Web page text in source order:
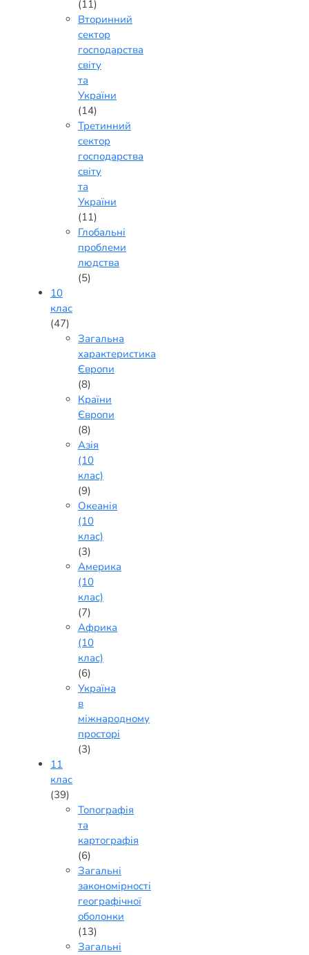
(11)
Вторинний
сектор
господарства
світу
та
України
(14)
Третинний
сектор
господарства
світу
та
України
(11)
Глобальні
проблеми
людства
(5)
10
клас
(47)
Загальна
характеристика
Європи
(8)
Країни
Європи
(8)
Азія
(10
клас)
(9)
Океанія
(10
клас)
(3)
Америка
(10
клас)
(7)
Африка
(10
клас)
(6)
Україна
в
міжнародному
просторі
(3)
11
клас
(39)
Топографія
та
картографія
(6)
Загальні
закономірності
географічної
оболонки
(13)
Загальні